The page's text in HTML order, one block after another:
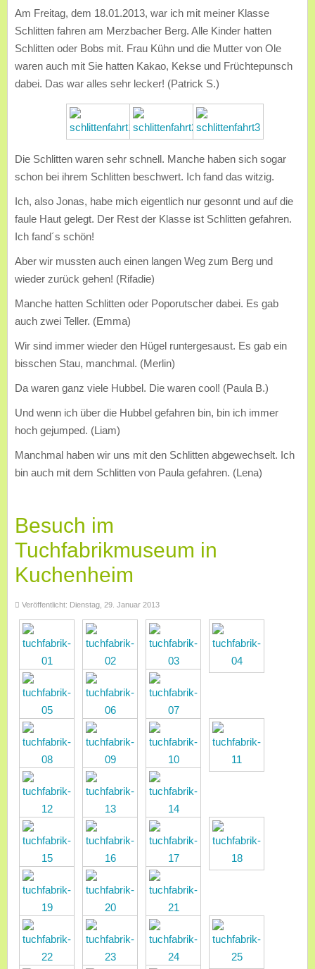
Am Freitag, dem 18.01.2013, war ich mit meiner Klasse
Schlitten fahren am Merzbacher Berg. Alle Kinder hatten
Schlitten oder Bobs mit. Frau Kühn und die Mutter von Ole
waren auch mit Sie hatten Kakao, Kekse und Früchtepunsch
dabei. Das war alles sehr lecker! (Patrick S.)
Die Schlitten waren sehr schnell. Manche haben sich sogar
schon bei ihrem Schlitten beschwert. Ich fand das witzig.
Ich, also Jonas, habe mich eigentlich nur gesonnt und auf die
faule Haut gelegt. Der Rest der Klasse ist Schlitten gefahren.
Ich fand´s schön!
Aber wir mussten auch einen langen Weg zum Berg und
wieder zurück gehen! (Rifadie)
Manche hatten Schlitten oder Poporutscher dabei. Es gab
auch zwei Teller. (Emma)
Wir sind immer wieder den Hügel runtergesaust. Es gab ein
bisschen Stau, manchmal. (Merlin)
Da waren ganz viele Hubbel. Die waren cool! (Paula B.)
Und wenn ich über die Hubbel gefahren bin, bin ich immer
hoch gejumped. (Liam)
Manchmal haben wir uns mit den Schlitten abgewechselt. Ich
bin auch mit dem Schlitten von Paula gefahren. (Lena)
Besuch im
Tuchfabrikmuseum in
Kuchenheim
Veröffentlicht: Dienstag, 29. Januar 2013